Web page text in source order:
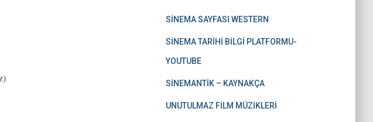
SİNEMA SAYFASI WESTERN
SİNEMA TARİHİ BİLGİ PLATFORMU-
YOUTUBE
SİNEMANTİK – KAYNAKÇA
UNUTULMAZ FİLM MÜZİKLERİ